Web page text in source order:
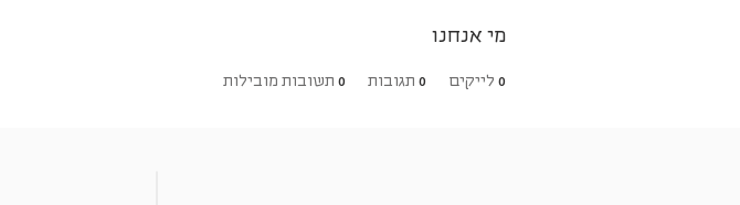
מי אנחנו
0 לייקים 0 תגובות 0 תשובות מובילות